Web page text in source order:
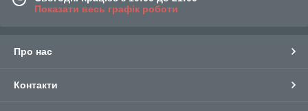
Показати весь графік роботи
Про нас
Контакти